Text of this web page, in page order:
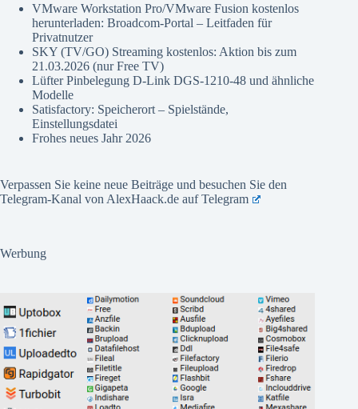
VMware Workstation Pro/VMware Fusion kostenlos
herunterladen: Broadcom-Portal – Leitfaden für
Privatnutzer
SKY (TV/GO) Streaming kostenlos: Aktion bis zum
21.03.2026 (nur Free TV)
Lüfter Pinbelegung D-Link DGS-1210-48 und ähnliche
Modelle
Satisfactory: Speicherort – Spielstände,
Einstellungsdatei
Frohes neues Jahr 2026
Verpassen Sie keine neue Beiträge und besuchen Sie den
Telegram-Kanal von AlexHaack.de aufTelegram
Werbung